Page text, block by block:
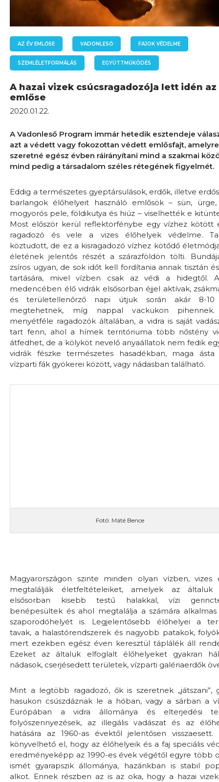
AZ ÉV EMLŐSE VADONLESŐ FAJOK VÉDELME
SZEMLÉLETFORMÁLÁS EGYÜTTMŰKÖDÉS
A hazai vizek csúcsragadozója lett idén az
emlőse
2020.01.22.
A Vadonleső Program immár hetedik esztendeje
azt a védett vagy fokozottan védett emlősfajt, amelyre
szeretné egész évben ráirányítani mind a szakmai
mind pedig a társadalom széles rétegének figyelmét.
Eddig a természetes gyeptársulások, erdők, illetve
barlangok élőhelyeit használó emlősök – sün, ürge,
mogyorós pele, földikutya és hiúz – viselhették e
Most először kerül reflektorfénybe egy vízhez kötött
ragadozó és vele a vizes élőhelyek védelme.
köztudott, de ez a kisragadozó vízhez kötődő
életének jelentős részét a szárazföldön tölti.
zsíros ugyan, de sok időt kell fordítania annak tisztán
tartására, mivel vízben csak az védi a hidegtől.
medencében élő vidrák elsősorban éjjel aktívak,
és területellenőrző napi útjuk során akár 8-
megtehetnek, míg nappal vackukon
menyétféle ragadozók általában, a vidra is saját
tart fenn, ahol a hímek territóriuma több nőstény
átfedhet, de a kölyköt nevelő anyaállatok nem fedik
vidrák fészke természetes hasadékban, maga ásta
vízparti fák gyökerei között, vagy nádasban található.
Fotó: Máté Bence
Magyarországon szinte minden olyan vízben, vizes
megtalálják életfeltételeiket, amelyek az általuk
elsősorban kisebb testű halakkal, vízi
benépesültek és ahol megtalálja a számára
szaporodóhelyét is. Legjelentősebb élőhelyei a
tavak, a halastórendszerek és nagyobb patakok,
mert ezekben egész éven keresztül táplálék áll
Ezeket az általuk elfoglalt élőhelyeket gyakran
nádasok, cserjésedett területek, vízparti galériaerdők
Mint a legtöbb ragadozó, ők is szeretnek „játszani”,
hasukon csúszdáznak le a hóban, vagy a sárban a
Európában a vidra állománya és elterjedési
folyószennyezések, az illegális vadászat és az
hatására az 1960-as évektől jelentősen visszaesett.
könyvelhető el, hogy az élőhelyeik és a faj speciális
eredményeképp az 1990-es évek végétől egyre több
ismét gyarapszik állománya, hazánkban is stabil
alkot. Ennek részben az is az oka, hogy a hazai